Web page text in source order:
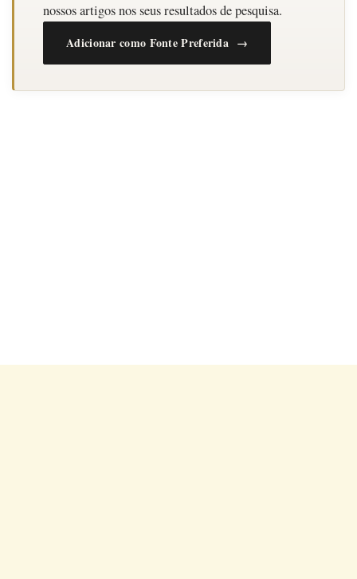
nossos artigos nos seus resultados de pesquisa.
Adicionar como Fonte Preferida →